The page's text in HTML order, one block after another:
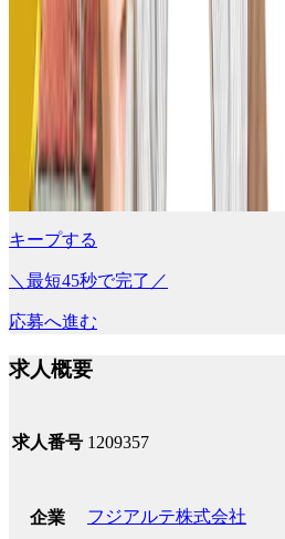
キープする
＼最短45秒で完了／
応募へ進む
求人概要
求人番号 1209357
企業 フジアルテ株式会社